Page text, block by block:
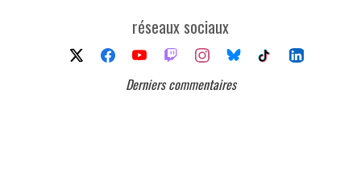
réseaux sociaux
Derniers commentaires